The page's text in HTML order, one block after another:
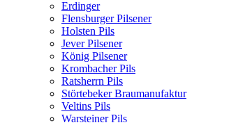
Erdinger
Flensburger Pilsener
Holsten Pils
Jever Pilsener
König Pilsener
Krombacher Pils
Ratsherrn Pils
Störtebeker Braumanufaktur
Veltins Pils
Warsteiner Pils